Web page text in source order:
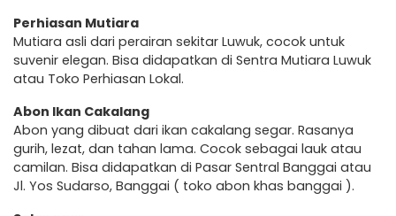
Perhiasan Mutiara
Mutiara asli dari perairan sekitar Luwuk, cocok untuk
suvenir elegan. Bisa didapatkan di Sentra Mutiara Luwuk
atau Toko Perhiasan Lokal.
Abon Ikan Cakalang
Abon yang dibuat dari ikan cakalang segar. Rasanya
gurih, lezat, dan tahan lama. Cocok sebagai lauk atau
camilan. Bisa didapatkan di Pasar Sentral Banggai atau
Jl. Yos Sudarso, Banggai ( toko abon khas banggai ).